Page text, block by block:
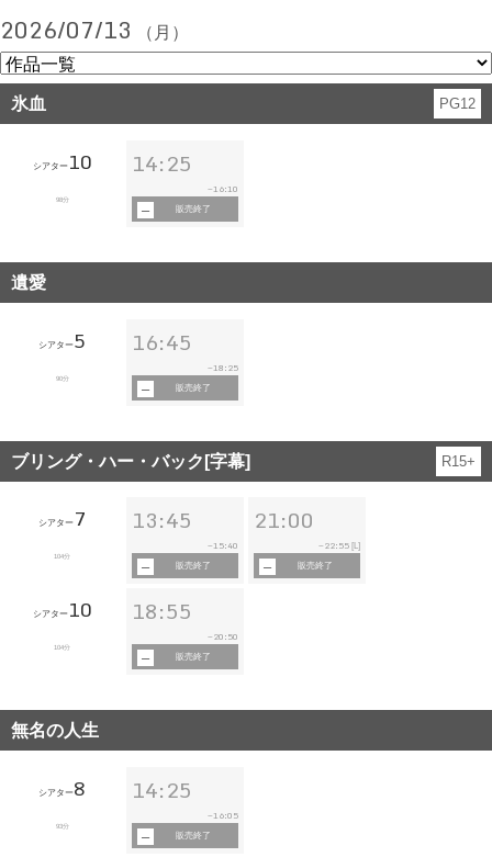
2026/07/13 （月）
氷血 PG12
シアター10
98分
14:25
~16:10
販売終了
遺愛
シアター5
90分
16:45
~ 18:25
販売終了
ブリング・ハー・バック[字幕] R15+
シアター 7
104分
13:45
~15:40
販売終了
21:00
~ 22:55 [L]
販売終了
シアター10
104分
18:55
~ 20:50
販売終了
無名の人生
シアター8
93分
14:25
~16:05
販売終了